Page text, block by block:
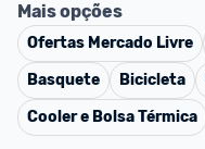
Mais opções
Ofertas Mercado Livre
Basquete
Bicicleta
Cooler e Bolsa Térmica